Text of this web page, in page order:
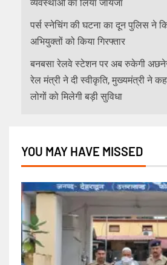
व्यवस्थाओं का लिया जायजा
पर्स स्नेचिंग की घटना का दून पुलिस ने
अभियुक्तों को किया गिरफ्तार
बनबसा रेलवे स्टेशन पर अब रुकेगी
रेल मंत्री ने दी स्वीकृति, मुख्यमंत्री ने
लोगों को मिलेगी बड़ी सुविधा
YOU MAY HAVE MISSED